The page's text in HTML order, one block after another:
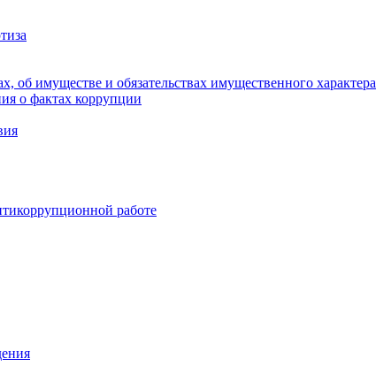
об имуществе и обязательствах имущественного характера
о фактах коррупции
работе